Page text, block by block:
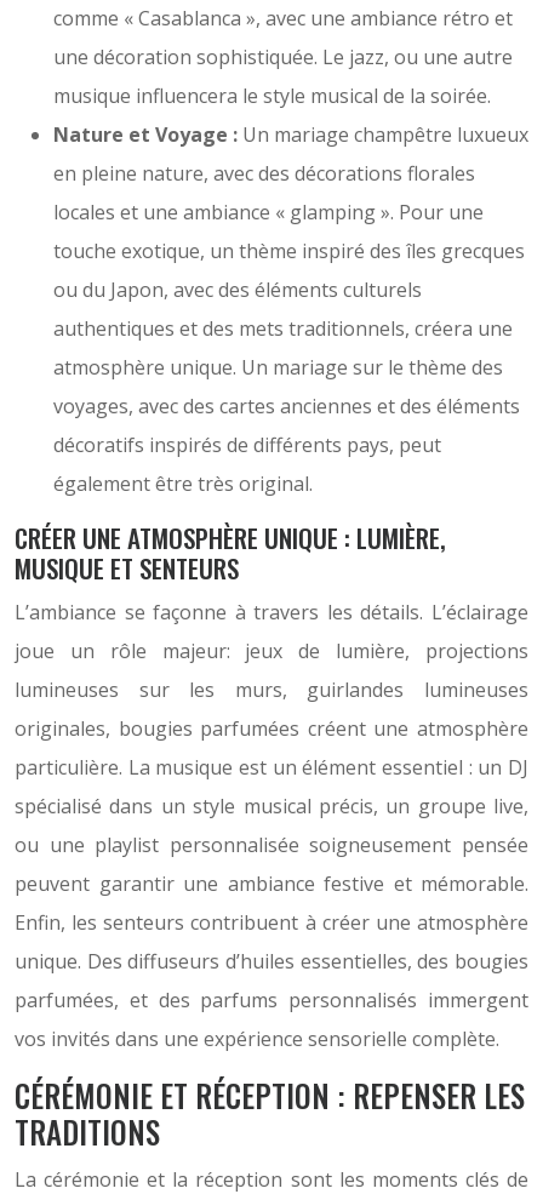
comme « Casablanca », avec une ambiance rétro et
une décoration sophistiquée. Le jazz, ou une autre
musique influencera le style musical de la soirée.
Nature et Voyage : Un mariage champêtre luxueux
en pleine nature, avec des décorations florales
locales et une ambiance « glamping ». Pour une
touche exotique, un thème inspiré des îles grecques
ou du Japon, avec des éléments culturels
authentiques et des mets traditionnels, créera une
atmosphère unique. Un mariage sur le thème des
voyages, avec des cartes anciennes et des éléments
décoratifs inspirés de différents pays, peut
également être très original.
CRÉER UNE ATMOSPHÈRE UNIQUE : LUMIÈRE,
MUSIQUE ET SENTEURS
L’ambiance se façonne à travers les détails. L’éclairage
joue un rôle majeur: jeux de lumière, projections
lumineuses sur les murs, guirlandes lumineuses
originales, bougies parfumées créent une atmosphère
particulière. La musique est un élément essentiel : un DJ
spécialisé dans un style musical précis, un groupe live,
ou une playlist personnalisée soigneusement pensée
peuvent garantir une ambiance festive et mémorable.
Enfin, les senteurs contribuent à créer une atmosphère
unique. Des diffuseurs d’huiles essentielles, des bougies
parfumées, et des parfums personnalisés immergent
vos invités dans une expérience sensorielle complète.
CÉRÉMONIE ET RÉCEPTION : REPENSER LES
TRADITIONS
La cérémonie et la réception sont les moments clés de